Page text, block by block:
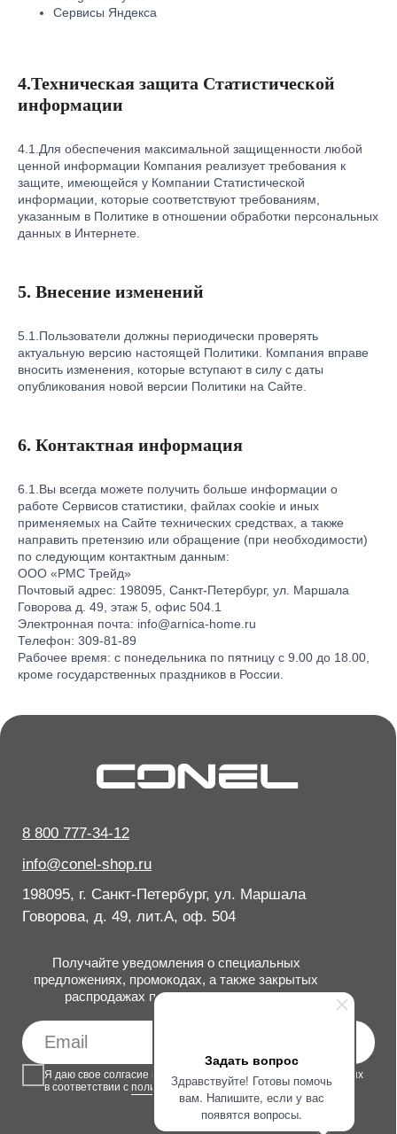
Задать вопрос
Здравствуйте! Готовы помочь
вам. Напишите, если у вас
появятся вопросы.
Сервисы Яндекса
4.Техническая защита Статистической
информации
4.1.Для обеспечения максимальной защищенности любой
ценной информации Компания реализует требования к
защите, имеющейся у Компании Статистической
информации, которые соответствуют требованиям,
указанным в Политике в отношении обработки персональных
данных в Интернете.
5. Внесение изменений
5.1.Пользователи должны периодически проверять
актуальную версию настоящей Политики. Компания вправе
вносить изменения, которые вступают в силу с даты
опубликования новой версии Политики на Сайте.
6. Контактная информация
6.1.Вы всегда можете получить больше информации о
работе Сервисов статистики, файлах cookie и иных
применяемых на Сайте технических средствах, а также
направить претензию или обращение (при необходимости)
по следующим контактным данным:
ООО «РМС Трейд»
Почтовый адрес: 198095, Санкт-Петербург, ул. Маршала
Говорова д. 49, этаж 5, офис 504.1
Электронная почта: info@arnica-home.ru
Телефон: 309-81-89
Рабочее время: с понедельника по пятницу с 9.00 до 18.00,
кроме государственных праздников в России.
198095, г. Санкт-Петербург, ул. Маршала
Политика конфиденциальности
Я даю свое солгасие на обработку моих персональных данных
в соответствии сполитикой конфиденциальности.
предложениях, промокодах, а также закрытых
распродажах первыми на ваш email.